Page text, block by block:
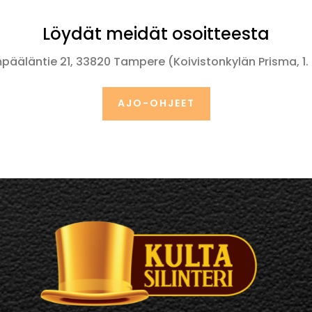
Löydät meidät osoitteesta
21, 33820 Tampere (Koivistonkylän Prisma,
AJO-OHJEET